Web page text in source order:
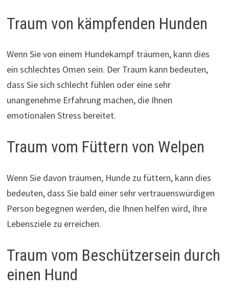
Traum von kämpfenden Hunden
Wenn Sie von einem Hundekampf träumen, kann dies
ein schlechtes Omen sein. Der Traum kann bedeuten,
dass Sie sich schlecht fühlen oder eine sehr
unangenehme Erfahrung machen, die Ihnen
emotionalen Stress bereitet.
Traum vom Füttern von Welpen
Wenn Sie davon träumen, Hunde zu füttern, kann dies
bedeuten, dass Sie bald einer sehr vertrauenswürdigen
Person begegnen werden, die Ihnen helfen wird, Ihre
Lebensziele zu erreichen.
Traum vom Beschützersein durch
einen Hund